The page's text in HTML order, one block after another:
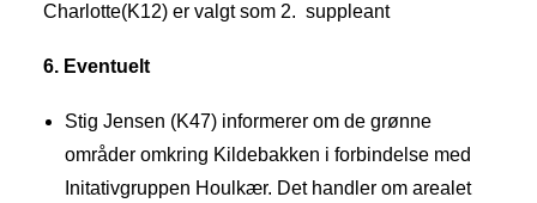
Charlotte(K12) er valgt som 2. suppleant
6. Eventuelt
Stig Jensen (K47) informerer om de grønne
områder omkring Kildebakken i forbindelse med
Initativgruppen Houlkær. Det handler om arealet